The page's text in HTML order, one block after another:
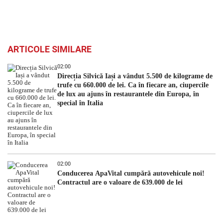
ARTICOLE SIMILARE
02:00
Direcția Silvică Iași a vândut 5.500 de kilograme de
trufe cu 660.000 de lei. Ca în fiecare an, ciupercile
de lux au ajuns în restaurantele din Europa, în
special în Italia
02:00
Conducerea ApaVital cumpără autovehicule noi!
Contractul are o valoare de 639.000 de lei